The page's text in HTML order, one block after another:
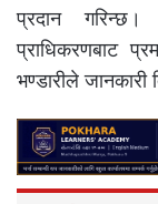
प्रदान
प्राधिकरणबाट
भण्डारीले जानकारी